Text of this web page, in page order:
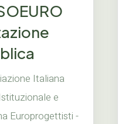
Italiana
e
Europrogettisti -